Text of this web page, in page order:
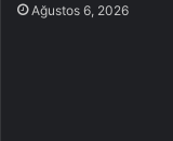
Ağustos 6, 2026